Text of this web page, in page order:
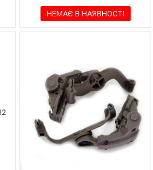
НЕМАЄ В НАЯВНОСТІ